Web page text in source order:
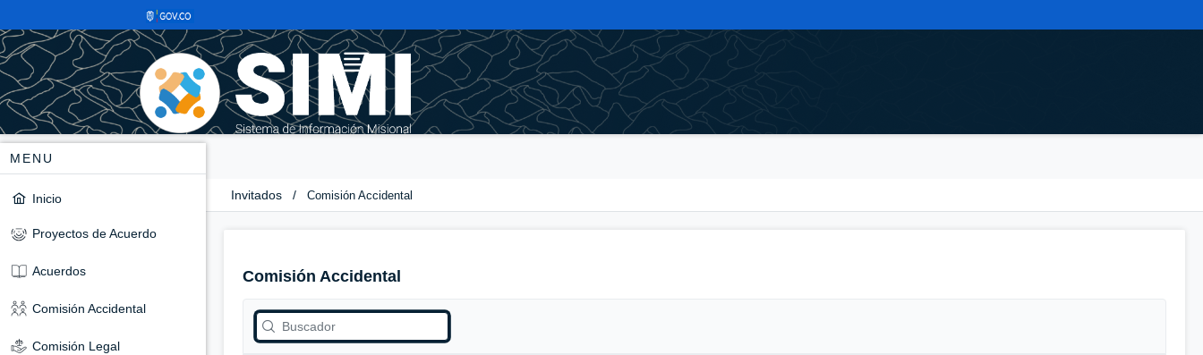
MENU
Inicio
Proyectos de Acuerdo
Acuerdos
Comisión Accidental
Comisión Legal
Invitados / Comisión Accidental
Comisión Accidental